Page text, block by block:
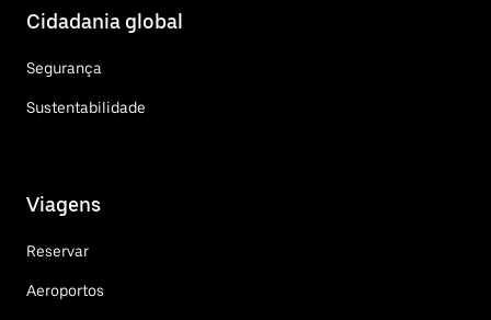
Cidadania global
Segurança
Sustentabilidade
Viagens
Reservar
Aeroportos